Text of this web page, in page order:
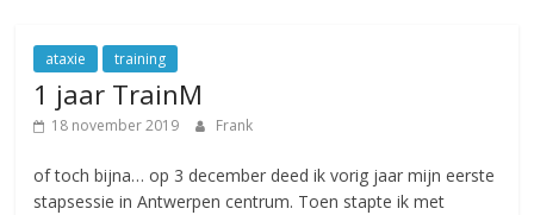
ataxie training
1 jaar TrainM
18 november 2019 Frank
of toch bijna… op 3 december deed ik vorig jaar mijn eerste
stapsessie in Antwerpen centrum. Toen stapte ik met